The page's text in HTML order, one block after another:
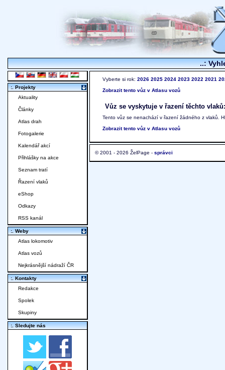
..:
Vyberte si rok: 2026 2025 2024 2023 2022 2021
Zobrazit tento vůz v Atlasu vozů
Vůz se vyskytuje v řazení těchto vlaků:
Tento vůz se nenachází v řazení žádného z vlaků.
Zobrazit tento vůz v Atlasu vozů
© 2001 - 2026 ŽelPage - správci
:. Projekty
Aktuality
Články
Atlas drah
Fotogalerie
Kalendář akcí
Přihlášky na akce
Seznam tratí
Řazení vlaků
eShop
Odkazy
RSS kanál
:. Weby
Atlas lokomotiv
Atlas vozů
Nejkrásnější nádraží ČR
:. Kontakty
Redakce
Spolek
Skupiny
:. Sledujte nás